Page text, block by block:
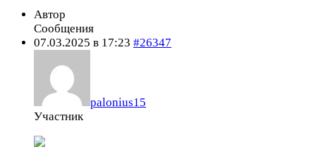
Автор
Сообщения
07.03.2025 в 17:23 #26347
palonius15
Участник